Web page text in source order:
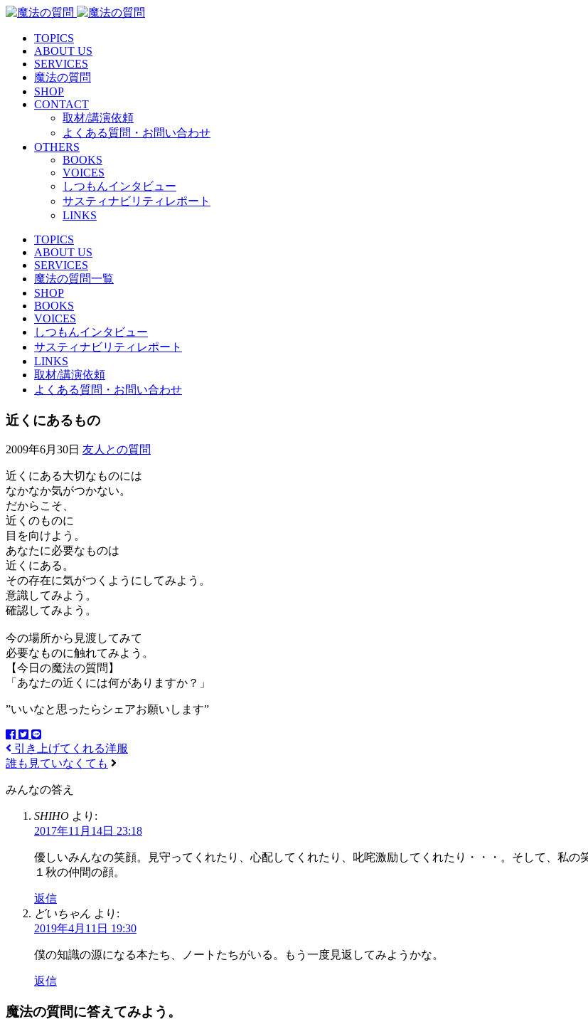
TOPICS
ABOUT US
SERVICES
魔法の質問
SHOP
CONTACT
取材/講演依頼
よくある質問・お問い合わせ
OTHERS
BOOKS
VOICES
しつもんインタビュー
サスティナビリティレポート
LINKS
TOPICS
ABOUT US
SERVICES
魔法の質問一覧
SHOP
BOOKS
VOICES
しつもんインタビュー
サスティナビリティレポート
LINKS
取材/講演依頼
よくある質問・お問い合わせ
近くにあるもの
2009年6月30日 友人との質問
近くにある大切なものには
なかなか気がつかない。
だからこそ、
近くのものに
目を向けよう。
あなたに必要なものは
近くにある。
その存在に気がつくようにしてみよう。
意識してみよう。
確認してみよう。
今の場所から見渡してみて
必要なものに触れてみよう。
【今日の魔法の質問】
「あなたの近くには何がありますか？」
”いいなと思ったらシェアお願いします”
引き上げてくれる洋服
誰も見ていなくても
みんなの答え
SHIHO より:
2017年11月14日 23:18
優しいみんなの笑顔。見守ってくれたり、心配してくれたり、叱咤激励してくれたり・・・。そして、私の
１秋の仲間の顔。
返信
どいちゃん より:
2019年4月11日 19:30
僕の知識の源になる本たち、ノートたちがいる。もう一度見返してみようかな。
返信
魔法の質問に答えてみよう。